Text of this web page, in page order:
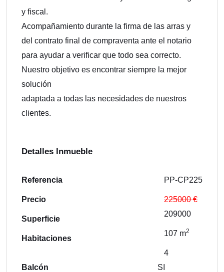
y fiscal.
Acompañamiento durante la firma de las arras y
del contrato final de compraventa ante el notario
para ayudar a verificar que todo sea correcto.
Nuestro objetivo es encontrar siempre la mejor
solución
adaptada a todas las necesidades de nuestros
clientes.
Detalles Inmueble
Referencia
Precio
Superficie
Habitaciones
PP-CP225
225000 €
209000
107 m2
4
Balcón
SI